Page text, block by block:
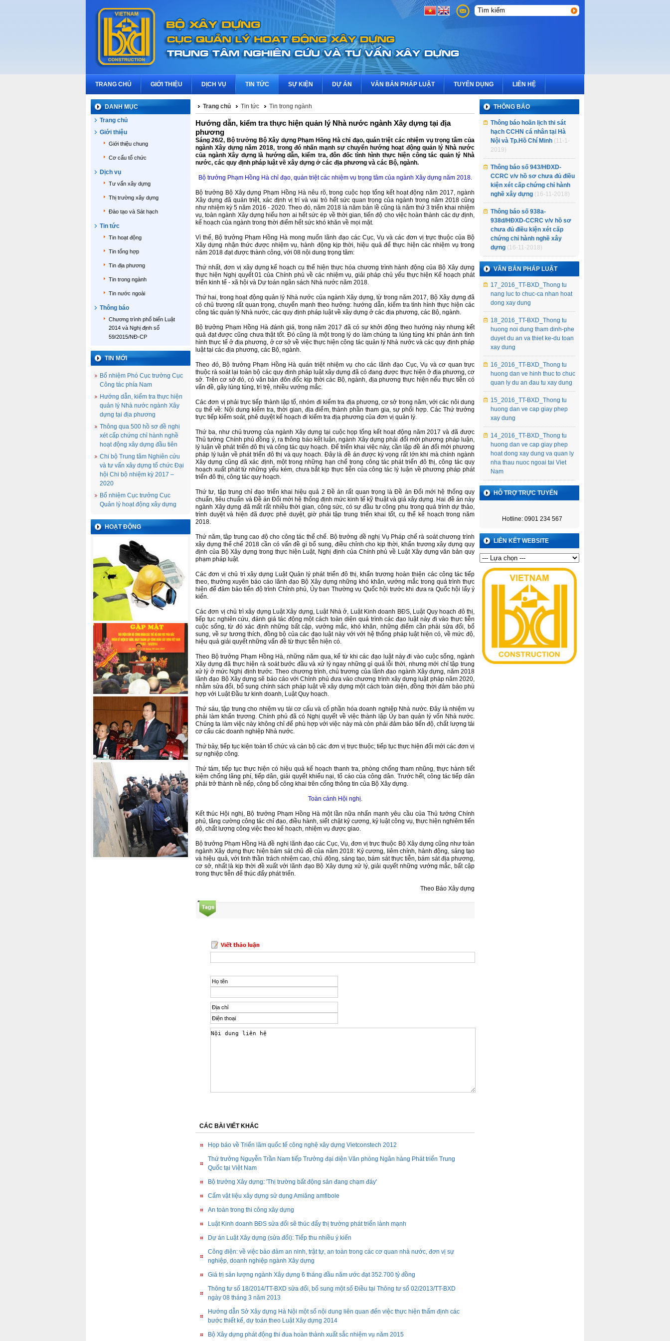
1
2
3
TRANG CHỦ GIỚI THIỆU DỊCH VỤ TIN TỨC SỰ KIỆN DỰ ÁN VĂN BẢN PHÁP LUẬT TUYỂN DỤNG LIÊN HỆ
DANH MỤC
Trang chủ
Giới thiệu
Giới thiệu chung
Cơ cấu tổ chức
Dịch vụ
Tư vấn xây dựng
Thị trường xây dựng
Đào tạo và Sát hạch
Tin tức
Tin hoạt động
Tin tổng hợp
Tin địa phương
Tin trong ngành
Tin nước ngoài
Thông báo
Chương trình phổ biến Luật
2014 và Nghị định số
59/2015/NĐ-CP
TIN MỚI
Bổ nhiệm Phó Cục trưởng Cục
Công tác phía Nam
Hướng dẫn, kiểm tra thực hiện
quản lý Nhà nước ngành Xây
dựng tại địa phương
Thông qua 500 hồ sơ đề nghị
xét cấp chứng chỉ hành nghề
hoạt động xây dựng đầu tiên
Chi bộ Trung tâm Nghiên cứu
và tư vấn xây dựng tổ chức Đại
hội Chi bộ nhiệm kỳ 2017 –
2020
Bổ nhiệm Cục trưởng Cục
Quản lý hoạt động xây dựng
HOẠT ĐỘNG
Trang chủ Tin tức Tin trong ngành
Hướng dẫn, kiểm tra thực hiện quản lý Nhà nước ngành Xây dựng tại địa
phương
Sáng 26/2, Bộ trưởng Bộ Xây dựng Phạm Hồng Hà chỉ đạo, quán triệt các nhiệm vụ trọng tâm của
ngành Xây dựng năm 2018, trong đó nhấn mạnh sự chuyển hướng hoạt động quản lý Nhà nước
của ngành Xây dựng là hướng dẫn, kiểm tra, đôn đốc tình hình thực hiện công tác quản lý Nhà
nước, các quy định pháp luật về xây dựng ở các địa phương và các Bộ, ngành.
Bộ trưởng Phạm Hồng Hà chỉ đạo, quán triệt các nhiệm vụ trọng tâm của ngành Xây dựng năm 2018.
Bộ trưởng Bộ Xây dựng Phạm Hồng Hà nêu rõ, trong cuộc họp tổng kết hoạt động năm 2017, ngành
Xây dựng đã quán triệt, xác định vị trí và vai trò hết sức quan trọng của ngành trong năm 2018 cũng
như nhiệm kỳ 5 năm 2016 - 2020. Theo đó, năm 2018 là năm bản lề cũng là năm thứ 3 triển khai nhiệm
vụ, toàn ngành Xây dựng hiểu hơn ai hết sức ép về thời gian, tiến độ cho việc hoàn thành các dự định,
kế hoạch của ngành trong thời điểm hết sức khó khăn về mọi mặt.
Vì thế, Bộ trưởng Phạm Hồng Hà mong muốn lãnh đạo các Cục, Vụ và các đơn vị trực thuộc của Bộ
Xây dựng nhận thức được nhiệm vụ, hành động kịp thời, hiệu quả để thực hiện các nhiệm vụ trong
năm 2018 đạt được thành công, với 08 nội dung trọng tâm:
Thứ nhất, đơn vị xây dựng kế hoạch cụ thể hiện thực hóa chương trình hành động của Bộ Xây dựng
thực hiện Nghị quyết 01 của Chính phủ về các nhiệm vụ, giải pháp chủ yếu thực hiện Kế hoạch phát
triển kinh tế - xã hội và Dự toán ngân sách Nhà nước năm 2018.
Thứ hai, trong hoạt động quản lý Nhà nước của ngành Xây dựng, từ trong năm 2017, Bộ Xây dựng đã
có chủ trương rất quan trọng, chuyển mạnh theo hướng: hướng dẫn, kiểm tra tình hình thực hiện các
công tác quản lý Nhà nước, các quy định pháp luật về xây dựng ở các địa phương, các Bộ, ngành.
Bộ trưởng Phạm Hồng Hà đánh giá, trong năm 2017 đã có sự khởi động theo hướng này nhưng kết
quả đạt được cũng chưa thật tốt. Đó cũng là một trong lý do làm chúng ta lúng túng khi phản ánh tình
hình thực tế ở địa phương, ở cơ sở về việc thực hiện công tác quản lý Nhà nước và các quy định pháp
luật tại các địa phương, các Bộ, ngành.
Theo đó, Bộ trưởng Phạm Hồng Hà quán triệt nhiệm vụ cho các lãnh đạo Cục, Vụ và cơ quan trực
thuộc rà soát lại toàn bộ các quy định pháp luật xây dựng đã có đang được thực hiện ở địa phương, cơ
sở. Trên cơ sở đó, có văn bản đôn đốc kịp thời các Bộ, ngành, địa phương thực hiện nếu thực tiễn có
vấn đề, gây lúng túng, trì trệ, nhiều vướng mắc.
Các đơn vị phải trực tiếp thành lập tổ, nhóm đi kiểm tra địa phương, cơ sở trong năm, với các nôi dung
cụ thể về: Nội dung kiểm tra, thời gian, địa điểm, thành phần tham gia, sự phối hợp. Các Thứ trưởng
trực tiếp kiểm soát, phê duyệt kế hoạch đi kiểm tra địa phương của đơn vị quản lý.
Thứ ba, như chủ trương của ngành Xây dựng tại cuộc họp tổng kết hoạt động năm 2017 và đã được
Thủ tướng Chính phủ đồng ý, ra thông báo kết luận, ngành Xây dựng phải đổi mới phương pháp luận,
lý luận về phát triển đô thị và công tác quy hoạch. Để triển khai việc này, cần lập đề án đổi mới phương
pháp lý luận về phát triển đô thị và quy hoạch. Đây là đề án được kỳ vọng rất lớn khi mà chính ngành
Xây dựng cũng đã xác định, một trong những hạn chế trong công tác phát triển đô thị, công tác quy
hoạch xuất phát từ những yếu kém, chưa bắt kịp thực tiễn của công tác lý luận về phương pháp phát
triển đô thị, công tác quy hoạch.
Thứ tư, tập trung chỉ đạo triển khai hiệu quả 2 Đề án rất quan trọng là Đề án Đổi mới hệ thống quy
chuẩn, tiêu chuẩn và Đề án Đổi mới hệ thống định mức kinh tế kỹ thuật và giá xây dựng. Hai đề án này
ngành Xây dựng đã mất rất nhiều thời gian, công sức, có sự đầu tư công phu trong quá trình dự thảo,
trình duyệt và hiện đã được phê duyệt, giờ phải tập trung triển khai tốt, cụ thể kế hoạch trong năm
2018.
Thứ năm, tâp trung cao độ cho công tác thể chế. Bộ trưởng đề nghị Vụ Pháp chế rà soát chương trình
xây dựng thể chế 2018 cần có vấn đề gì bổ sung, điều chỉnh cho kịp thời, khẩn trương xây dựng quy
định của Bộ Xây dựng trong thực hiện Luật, Nghị định của Chính phủ về Luật Xây dựng văn bản quy
phạm pháp luật.
Các đơn vị chủ trì xây dựng Luật Quản lý phát triển đô thị, khẩn trương hoàn thiện các công tác tiếp
theo, thường xuyên báo cáo lãnh đạo Bộ Xây dựng những khó khăn, vướng mắc trong quá trình thực
hiện để đảm bảo tiến độ trình Chỉnh phủ, Ủy ban Thường vụ Quốc hội trước khi đưa ra Quốc hội lấy ý
kiến.
Các đơn vị chủ trì xây dựng Luật Xây dựng, Luật Nhà ở, Luật Kinh doanh BĐS, Luật Quy hoạch đô thị,
tiếp tục nghiên cứu, đánh giá tác động một cách toàn diện quá trình các đạo luật này đi vào thực tiễn
cuộc sống, từ đó xác định những bất cập, vướng mắc, khó khăn, những điểm cần phải sửa đổi, bổ
sung, về sự tương thích, đồng bộ của các đạo luật này với với hệ thống pháp luật hiện có, về mức độ,
hiệu quả giải quyết những vấn đề từ thực tiễn hiện có.
Theo Bộ trưởng Phạm Hồng Hà, những năm qua, kể từ khi các đạo luật này đi vào cuộc sống, ngành
Xây dựng đã thực hiện rà soát bước đầu và xử lý ngay những gì quá lỗi thời, nhưng mới chỉ tập trung
xử lý ở mức Nghị định trước. Theo chương trình, chủ trương của lãnh đạo ngành Xây dựng, năm 2018
lãnh đạo Bộ Xây dựng sẽ báo cáo với Chính phủ đưa vào chương trình xây dựng luật pháp năm 2020,
nhằm sửa đổi, bổ sung chính sách pháp luật về xây dựng một cách toàn diện, đồng thời đảm bảo phù
hợp với Luật Đầu tư kinh doanh, Luật Quy hoạch.
Thứ sáu, tập trung cho nhiệm vụ tái cơ cấu và cổ phần hóa doanh nghiệp Nhà nước. Đây là nhiệm vụ
phải làm khẩn trương. Chính phủ đã có Nghị quyết về việc thành lập Ủy ban quản lý vốn Nhà nước.
Chúng ta làm việc này không chỉ để phù hợp với việc này mà còn phải đảm bảo tiến độ, chất lượng tái
cơ cấu các doanh nghiệp Nhà nước.
Thứ bảy, tiếp tục kiện toàn tổ chức và cán bộ các đơn vị trực thuộc; tiếp tục thực hiện đổi mới các đơn vị
sự nghiệp công.
Thứ tám, tiếp tục thực hiện có hiệu quả kế hoạch thanh tra, phòng chống tham nhũng, thực hành tiết
kiệm chống lãng phí, tiếp dân, giải quyết khiếu nại, tố cáo của công dân. Trước hết, công tác tiếp dân
phải trở thành nề nếp, công bố công khai trên cổng thông tin của Bộ Xây dựng.
Toàn cảnh Hội nghị.
Kết thúc Hội nghị, Bộ trưởng Phạm Hồng Hà một lần nữa nhấn mạnh yêu cầu của Thủ tướng Chính
phủ, tăng cường công tác chỉ đạo, điều hành, siết chặt kỷ cương, kỷ luật công vụ, thực hiện nghiêm tiến
độ, chất lượng công việc theo kế hoạch, nhiệm vụ được giao.
Bộ trưởng Phạm Hồng Hà đề nghị lãnh đạo các Cục, Vụ, đơn vị trực thuộc Bộ Xây dựng cũng như toàn
ngành Xây dựng thực hiện bám sát chủ đề của năm 2018: Kỷ cương, liêm chính, hành động, sáng tạo
và hiệu quả, với tinh thần trách nhiệm cao, chủ động, sáng tạo, bám sát thực tiễn, bám sát địa phương,
cơ sở, nhất là kịp thời đề xuất với lãnh đạo Bộ Xây dựng xử lý, giải quyết những vướng mắc, bất cập
trong thực tiễn để thúc đẩy phát triển.
Theo Báo Xây dựng
CÁC BÀI VIẾT KHÁC
Họp báo về Triển lãm quốc tế công nghệ xây dựng Vietconstech 2012
Thứ trưởng Nguyễn Trần Nam tiếp Trưởng đại diện Văn phòng Ngân hàng Phát triển Trung
Quốc tại Việt Nam
Bộ trưởng Xây dựng: 'Thị trường bất động sản đang chạm đáy'
Cấm vật liệu xây dựng sử dụng Amiăng amfibole
An toàn trong thi công xây dựng
Luật Kinh doanh BĐS sửa đổi sẽ thúc đẩy thị trường phát triển lành mạnh
Dự án Luật Xây dựng (sửa đổi): Tiếp thu nhiều ý kiến
Công điện: về việc bảo đảm an ninh, trật tự, an toàn trong các cơ quan nhà nước, đơn vị sự
nghiệp, doanh nghiệp ngành Xây dựng
Giá trị sản lượng ngành Xây dựng 6 tháng đầu năm ước đạt 352.700 tỷ đồng
Thông tư số 18/2014/TT-BXD sửa đổi, bổ sung một số Điều tại Thông tư số 02/2013/TT-BXD
ngày 08 tháng 3 năm 2013
Hướng dẫn Sở Xây dựng Hà Nội một số nội dung liên quan đến việc thực hiện thẩm định các
bước thiết kế, dự toán theo Luật Xây dựng 2014
Bộ Xây dựng phát động thi đua hoàn thành xuất sắc nhiệm vụ năm 2015
THÔNG BÁO
Thông báo hoãn lịch thi sát
hạch CCHN cá nhân tại Hà
Nội và Tp.Hồ Chí Minh (11-1-
2019)
Thông báo số 943/HĐXD-
CCRC v/v hồ sơ chưa đủ điều
kiện xét cấp chứng chỉ hành
nghề xây dựng (16-11-2018)
Thông báo số 938a-
938d/HĐXD-CCRC v/v hồ sơ
chưa đủ điều kiện xét cấp
chứng chỉ hành nghề xây
dựng (16-11-2018)
VĂN BẢN PHÁP LUẬT
17_2016_TT-BXD_Thong tu
nang luc to chuc-ca nhan hoat
dong xay dung
18_2016_TT-BXD_Thong tu
huong noi dung tham dinh-phe
duyet du an va thiet ke-du toan
xay dung
16_2016_TT-BXD_Thong tu
huong dan ve hinh thuc to chuc
quan ly du an đau tu xay dung
15_2016_TT-BXD_Thong tu
huong dan ve cap giay phep
xay dung
14_2016_TT-BXD_Thong tu
huong dan ve cap giay phep
hoat dong xay dung va quan ly
nha thau nuoc ngoai tai Viet
Nam
HỖ TRỢ TRỰC TUYẾN
Hotline: 0901 234 567
LIÊN KẾT WEBSITE